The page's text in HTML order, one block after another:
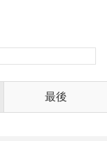
最後